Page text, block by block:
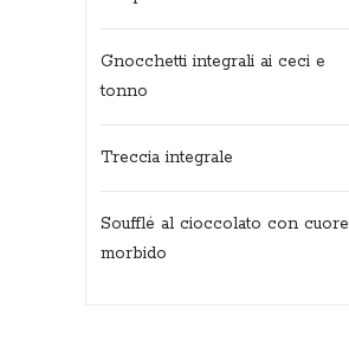
Gnocchetti integrali ai ceci e
tonno
Treccia integrale
Soufflé al cioccolato con cuore
morbido